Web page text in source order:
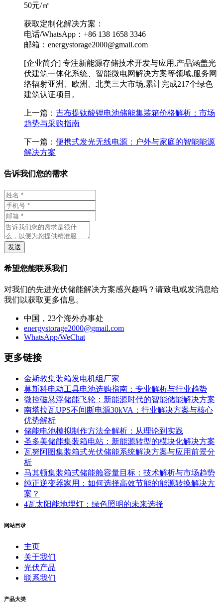
50元/㎡
获取定制化解决方案：
电话/WhatsApp：+86 138 1658 3346
邮箱： energystorage2000@gmail.com
[企业简介] 专注新能源存储技术开发与应用,产品涵盖光
伏建筑一体化系统、智能微电网解决方案等领域,服务网
络辐射亚洲、欧洲、北美三大市场,累计完成217个绿色
建筑认证项目。
上一篇： 吉布提钛酸锂电池储能集装箱价格解析：市场
趋势与采购指南
下一篇： 便携式发光无线电源：户外与家庭的智能能源
解决方案
告诉我们您的需求
发送
希望您能联系我们
对我们的先进光伏储能解决方案感兴趣吗？请致电或发消息给
我们以获取更多信息。
中国，23个海外办事处
energystorage2000@gmail.com
WhatsApp/WeChat
更多链接
金斯敦集装箱发电机组厂家
莫斯科电动工具电池选购指南：专业解析与行业趋势
微控磁悬浮储能飞轮：新能源时代的智能储能解决方案
南塔拉瓦UPS不间断电源30kVA：行业解决方案与核心
优势解析
储能电池模拟制作方法全解析：从理论到实践
圣多美储能集装箱电站：新能源转型的模块化解决方案
瓦努阿图集装箱式光伏储能系统解决方案与应用前景分
析
马其顿集装箱式储能舱容量目标：技术解析与市场趋势
纯正逆变器家用：如何选择高效节能的能源转换解决方
案？
4瓦太阳能地埋灯：绿色照明的未来选择
网站目录
主页
关于我们
光伏产品
联系我们
产品大类